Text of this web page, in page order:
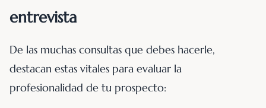
entrevista
De las muchas consultas que debes hacerle,
destacan estas vitales para evaluar la
profesionalidad de tu prospecto: